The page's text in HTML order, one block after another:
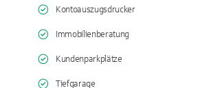
Kontoauszugsdrucker
Immobilienberatung
Kundenparkplätze
Tiefgarage